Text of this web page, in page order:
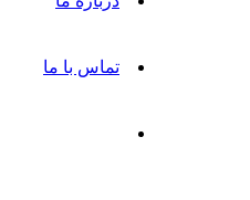
تماس با ما